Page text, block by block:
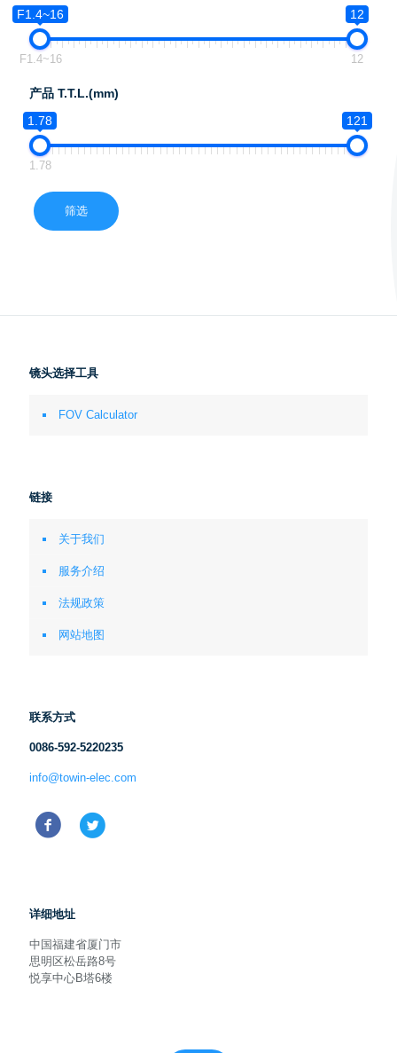
F1.4~16
12
F1.4~16 12
产品 T.T.L.(mm)
1.78
121
1.78
筛选
镜头选择工具
FOV Calculator
链接
关于我们
服务介绍
法规政策
网站地图
联系方式
0086-592-5220235
info@towin-elec.com
详细地址
中国福建省厦门市
思明区松岳路8号
悦享中心B塔6楼